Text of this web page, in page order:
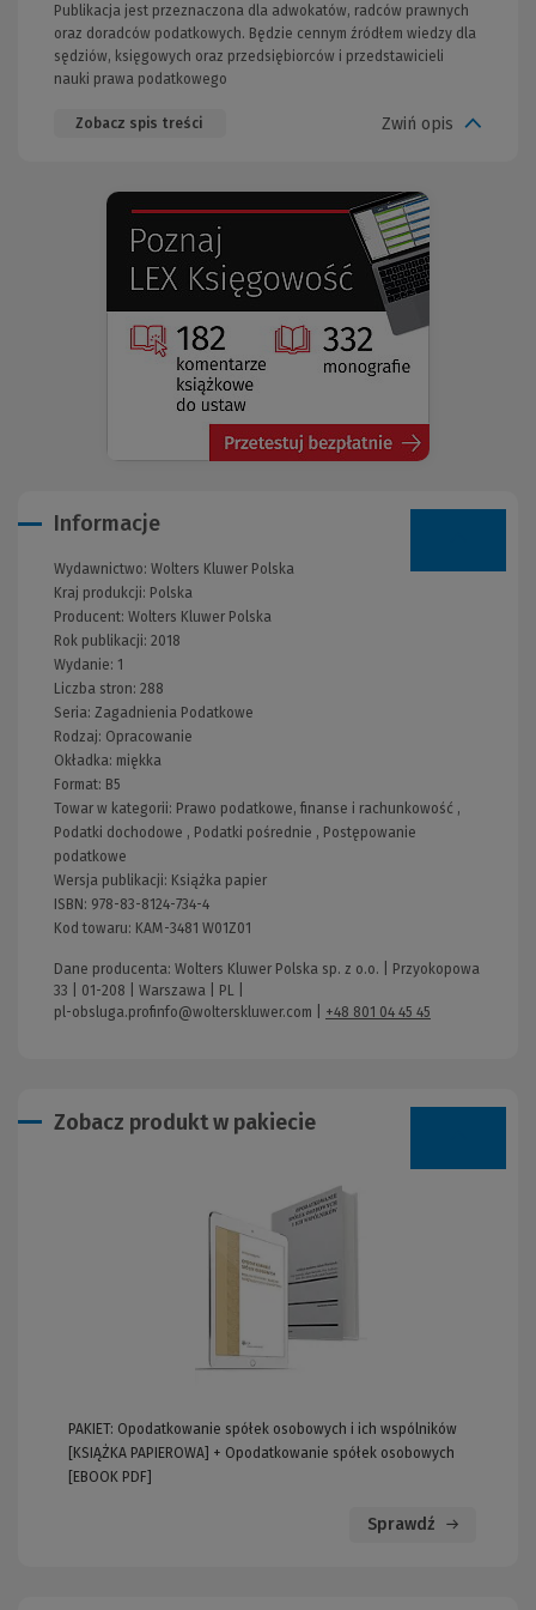
Publikacja jest przeznaczona dla adwokatów, radców prawnych
oraz doradców podatkowych. Będzie cennym źródłem wiedzy dla
sędziów, księgowych oraz przedsiębiorców i przedstawicieli
nauki prawa podatkowego
Zobacz spis treści Zwiń opis
Informacje
Wydawnictwo: Wolters Kluwer Polska
Kraj produkcji: Polska
Producent: Wolters Kluwer Polska
Rok publikacji: 2018
Wydanie: 1
Liczba stron: 288
Seria: Zagadnienia Podatkowe
Rodzaj: Opracowanie
Okładka: miękka
Format: B5
Towar w kategorii: Prawo podatkowe, finanse i rachunkowość ,
Podatki dochodowe , Podatki pośrednie , Postępowanie
podatkowe
Wersja publikacji: Książka papier
ISBN: 978-83-8124-734-4
Kod towaru: KAM-3481 W01Z01
Dane producenta: Wolters Kluwer Polska sp. z o.o. | Przyokopowa
33 | 01-208 | Warszawa | PL |
pl-obsluga.profinfo@wolterskluwer.com
+48 801 04 45 45
Zobacz produkt w pakiecie
PAKIET: Opodatkowanie spółek osobowych i ich wspólników
[KSIĄŻKA PAPIEROWA] + Opodatkowanie spółek osobowych
[EBOOK PDF]
Sprawdź